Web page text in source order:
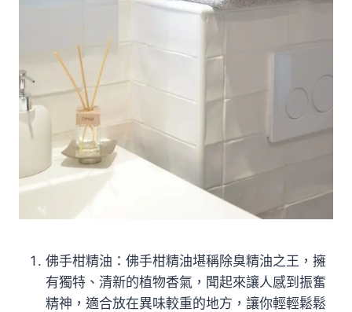
佛手柑精油：佛手柑精油堪稱除臭精油之王，擁
有獨特、清新的植物香氣，聞起來讓人感到振奮
精神，適合放在異味較重的地方，讓你輕輕鬆鬆